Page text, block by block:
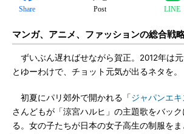
Share Post LINE
マンガ、アニメ、ファッションの総合戦
ずいぶん遅ればせながら賀正。2012年は元
とゆーわけで、チョット元気が出るネタを。
初夏にパリ郊外で開かれる「ジャパンエキ
さんどもが「涼宮ハルヒ」の主題歌をバッ
る。女の子たちが日本の女子高生の制服を